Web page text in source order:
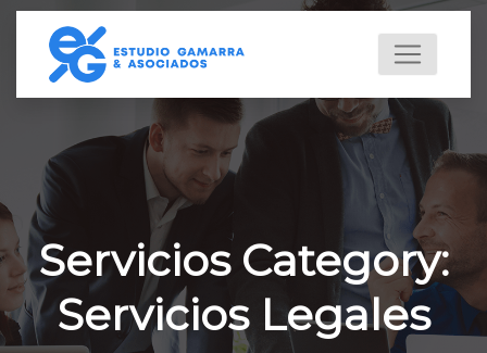
Servicios Category:
Servicios Legales